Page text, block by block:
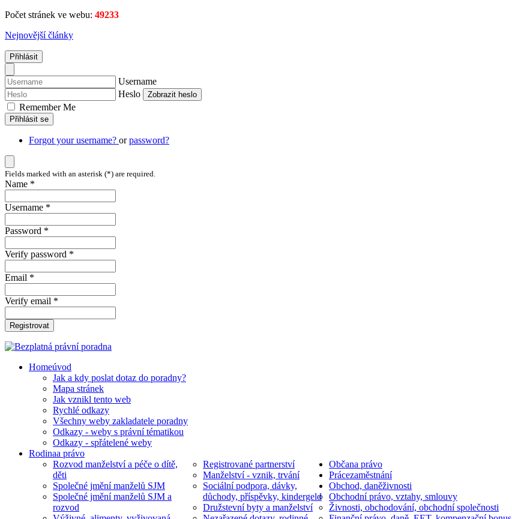
Počet stránek ve webu: 49233
Nejnovější články
Přihlásit
Username
Heslo
Zobrazit heslo
Remember Me
Přihlásit se
Forgot your username? orpassword?
Fields marked with an asterisk (*) are required.
Name *
Username *
Password *
Verify password *
Email *
Verify email *
Registrovat
Homeúvod
Jak a kdy poslat dotaz do poradny?
Mapa stránek
Jak vznikl tento web
Rychlé odkazy
Všechny weby zakladatele poradny
Odkazy - weby s právní tématikou
Odkazy - spřátelené weby
Rodinaa právo
Rozvod manželství a péče o dítě,
děti
Společné jmění manželů SJM
Společné jmění manželů SJM a
rozvod
Registrované partnerství
Manželství - vznik, trvání
Sociální podpora, dávky,
důchody, příspěvky, kindergeld
Družstevní byty a manželství
Občana právo
Prácezaměstnání
Obchod, daněživnosti
Obchodní právo, vztahy, smlouvy
Živnosti, obchodování, obchodní společnosti